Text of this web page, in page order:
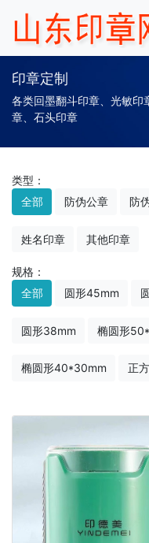
印章定制
各类回墨翻斗印章、光敏印
章、石头印章
类型：
全部
防伪公章 防
姓名印章 其他印章
规格：
全部
圆形45mm
圆形38mm 椭圆形
椭圆形40*30mm 正